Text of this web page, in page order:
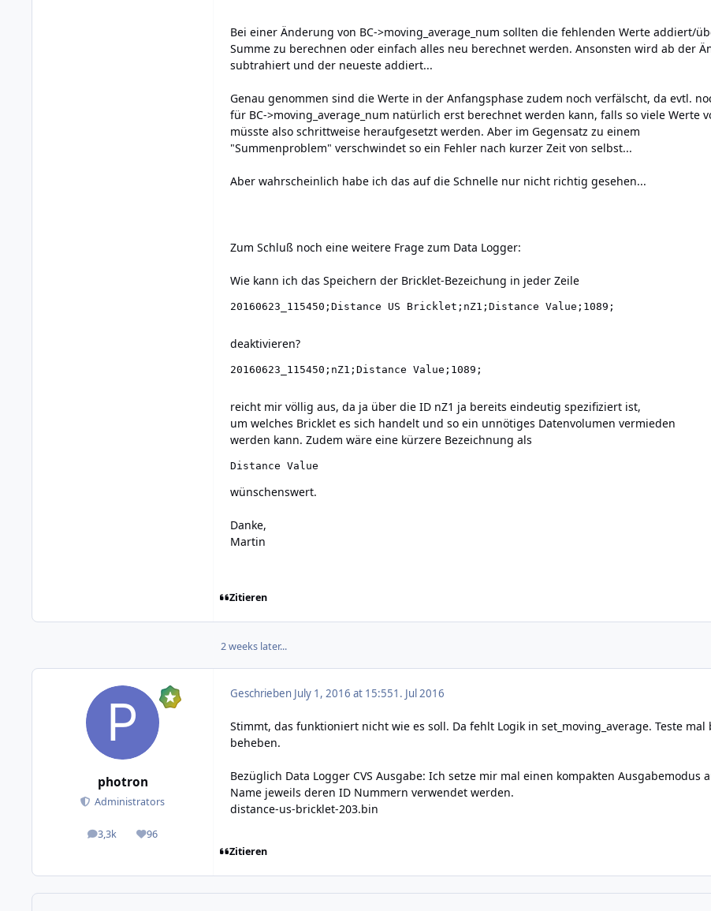
Bei einer Änderung von BC->moving_average_num sollten die fehlenden Werte addiert/
Summe zu berechnen oder einfach alles neu berechnet werden. Ansonsten wird ab der
subtrahiert und der neueste addiert...
Genau genommen sind die Werte in der Anfangsphase zudem noch verfälscht, da evtl.
für BC->moving_average_num natürlich erst berechnet werden kann, falls so viele Werte
müsste also schrittweise heraufgesetzt werden. Aber im Gegensatz zu einem
"Summenproblem" verschwindet so ein Fehler nach kurzer Zeit von selbst...
Aber wahrscheinlich habe ich das auf die Schnelle nur nicht richtig gesehen...
Zum Schluß noch eine weitere Frage zum Data Logger:
Wie kann ich das Speichern der Bricklet-Bezeichung in jeder Zeile
deaktivieren?
reicht mir völlig aus, da ja über die ID nZ1 ja bereits eindeutig spezifiziert ist,
um welches Bricklet es sich handelt und so ein unnötiges Datenvolumen vermieden
werden kann. Zudem wäre eine kürzere Bezeichnung als
Distance Value
wünschenswert.
Danke,
Martin
Zitieren
2 weeks later...
photron
Administrators
3,3k
posts 96
Reputation
Geschrieben July 1, 2016 at 15:551. Jul 2016
Stimmt, das funktioniert nicht wie es soll. Da fehlt Logik in set_moving_average. Teste
beheben.
Bezüglich Data Logger CVS Ausgabe: Ich setze mir mal einen kompakten Ausgabemodus
Name jeweils deren ID Nummern verwendet werden.
distance-us-bricklet-203.bin
Zitieren